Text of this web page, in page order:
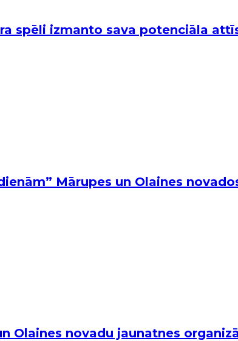
spēli izmanto sava potenciāla
Mārupes un Olaines
Olaines novadu jaunatnes